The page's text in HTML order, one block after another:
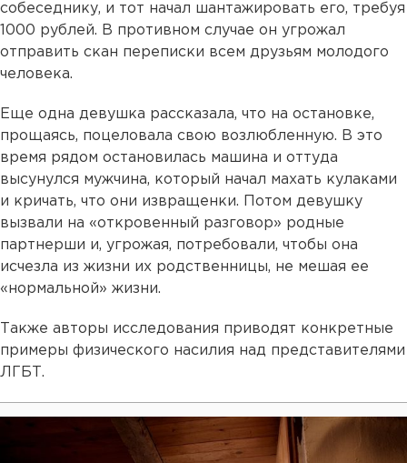
собеседнику, и тот начал шантажировать его, требуя
1000 рублей. В противном случае он угрожал
отправить скан переписки всем друзьям молодого
человека.
Еще одна девушка рассказала, что на остановке,
прощаясь, поцеловала свою возлюбленную. В это
время рядом остановилась машина и оттуда
высунулся мужчина, который начал махать кулаками
и кричать, что они извращенки. Потом девушку
вызвали на «откровенный разговор» родные
партнерши и, угрожая, потребовали, чтобы она
исчезла из жизни их родственницы, не мешая ее
«нормальной» жизни.
Также авторы исследования приводят конкретные
примеры физического насилия над представителями
ЛГБТ.